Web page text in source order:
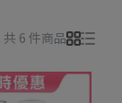
共 6 件商品